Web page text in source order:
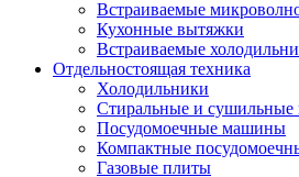
Встраиваемые
Кухонные вытяжки
Встраиваемые
Отдельностоящая техника
Холодильники
Стиральные и
Посудомоечные машины
Компактные
Газовые плиты